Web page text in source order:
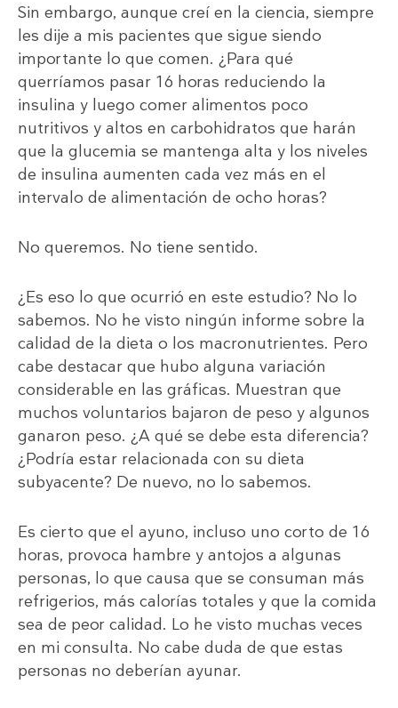
Sin embargo, aunque creí en la ciencia, siempre
les dije a mis pacientes que sigue siendo
importante lo que comen. ¿Para qué
querríamos pasar 16 horas reduciendo la
insulina y luego comer alimentos poco
nutritivos y altos en carbohidratos que harán
que la glucemia se mantenga alta y los niveles
de insulina aumenten cada vez más en el
intervalo de alimentación de ocho horas?
No queremos. No tiene sentido.
¿Es eso lo que ocurrió en este estudio? No lo
sabemos. No he visto ningún informe sobre la
calidad de la dieta o los macronutrientes. Pero
cabe destacar que hubo alguna variación
considerable en las gráficas. Muestran que
muchos voluntarios bajaron de peso y algunos
ganaron peso. ¿A qué se debe esta diferencia?
¿Podría estar relacionada con su dieta
subyacente? De nuevo, no lo sabemos.
Es cierto que el ayuno, incluso uno corto de 16
horas, provoca hambre y antojos a algunas
personas, lo que causa que se consuman más
refrigerios, más calorías totales y que la comida
sea de peor calidad. Lo he visto muchas veces
en mi consulta. No cabe duda de que estas
personas no deberían ayunar.